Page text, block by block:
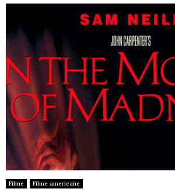
Filme Filme americane